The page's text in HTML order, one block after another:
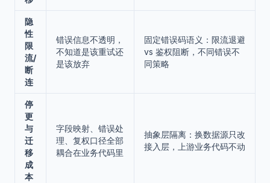
隐
性
限
流/
断
连
错误信息不透明，
不知道是该重试还
是该放弃
固定错误码语义：限流退避
vs 鉴权阻断，不同错误不
同策略
停
更
与
迁
移
成
本
字段映射、错误处
理、复权口径全部
耦合在业务代码里
抽象层隔离：换数据源只改
接入层，上游业务代码不动